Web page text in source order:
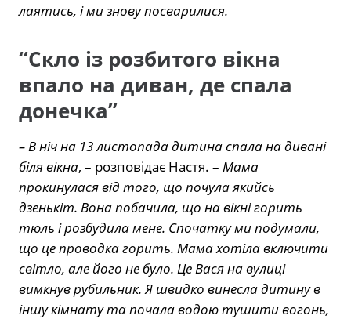
лаятись, і ми знову посварилися.
“Скло із розбитого вікна
впало на диван, де спала
донечка”
– В ніч на 13 листопада дитина спала на дивані
біля вікна, – розповідає Настя. – Мама
прокинулася від того, що почула якийсь
дзенькіт. Вона побачила, що на вікні горить
тюль і розбудила мене. Спочатку ми подумали,
що це проводка горить. Мама хотіла включити
світло, але його не було. Це Вася на вулиці
вимкнув рубильник. Я швидко винесла дитину в
іншу кімнату та почала водою тушити вогонь,